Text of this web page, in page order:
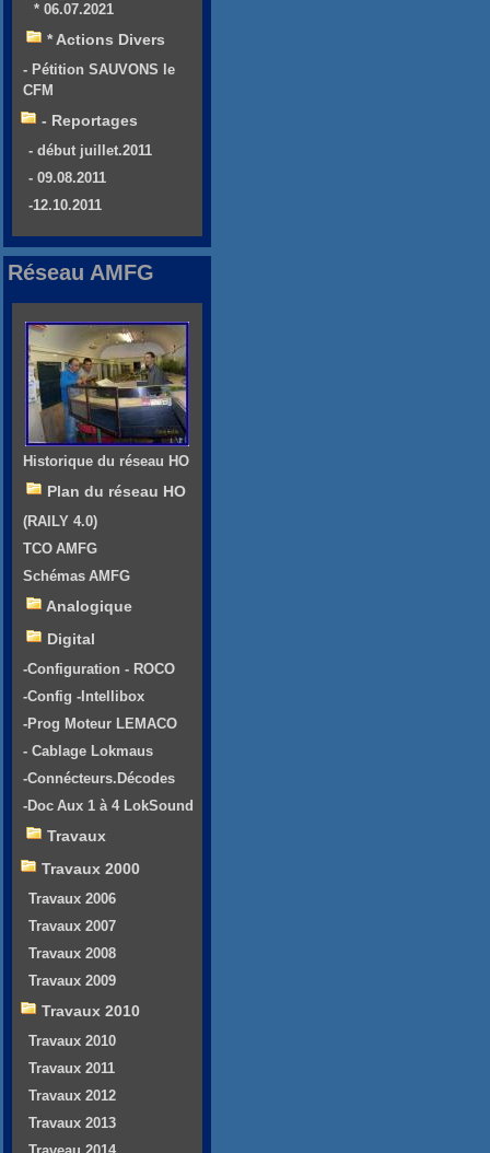
* 06.07.2021
* Actions Divers
- Pétition SAUVONS le
CFM
- Reportages
- début juillet.2011
- 09.08.2011
-12.10.2011
Réseau AMFG
Historique du réseau HO
Plan du réseau HO
(RAILY 4.0)
TCO AMFG
Schémas AMFG
Analogique
Digital
-Configuration - ROCO
-Config -Intellibox
-Prog Moteur LEMACO
- Cablage Lokmaus
-Connécteurs.Décodes
-Doc Aux 1 à 4 LokSound
Travaux
Travaux 2000
Travaux 2006
Travaux 2007
Travaux 2008
Travaux 2009
Travaux 2010
Travaux 2010
Travaux 2011
Travaux 2012
Travaux 2013